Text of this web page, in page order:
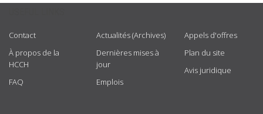
Contact
À propos de la
HCCH
FAQ
Actualités (Archives)
Dernières mises à
jour
Emplois
Appels d'offres
Plan du site
Avis juridique